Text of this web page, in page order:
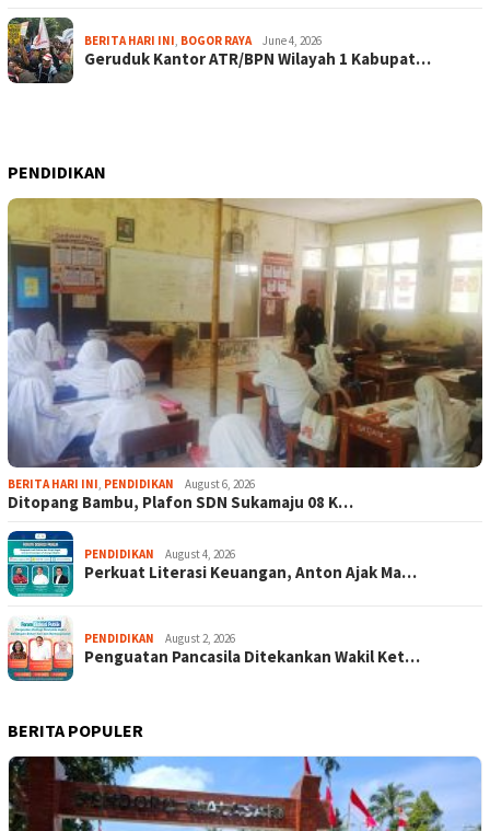
BERITA HARI INI, BOGOR RAYA June 4, 2026
Geruduk Kantor ATR/BPN Wilayah 1 Kabupat…
PENDIDIKAN
BERITA HARI INI, PENDIDIKAN August 6, 2026
Ditopang Bambu, Plafon SDN Sukamaju 08 K…
PENDIDIKAN August 4, 2026
Perkuat Literasi Keuangan, Anton Ajak Ma…
PENDIDIKAN August 2, 2026
Penguatan Pancasila Ditekankan Wakil Ket…
BERITA POPULER